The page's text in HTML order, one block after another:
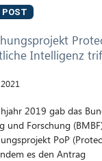
POST
Intelligenz
2019 gab das
und Forschung
PoP
es den Antrag